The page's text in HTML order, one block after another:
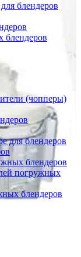
блендеров
блендеров
(чопперы)
для блендеров
блендеров
погружных
блендеров